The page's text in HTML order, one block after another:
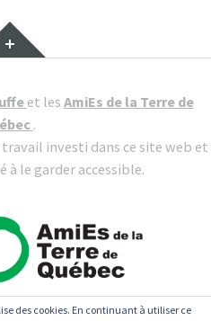
Gadgets
des cookies. En continuant à utiliser ce
et les AmiEs de la Terre de
.
investi dans ce site web et
à le garder accessible.